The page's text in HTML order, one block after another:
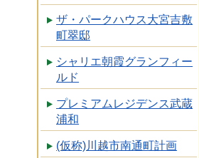
ザ・パークハウス大宮吉敷
町翠邸
シャリエ朝霞グランフィー
ルド
プレミアムレジデンス武蔵
浦和
(仮称)川越市南通町計画